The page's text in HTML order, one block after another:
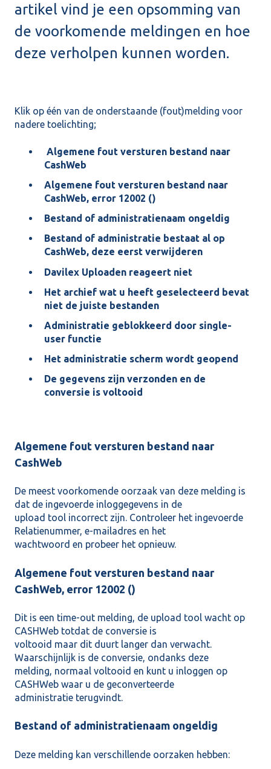
artikel vind je een opsomming van
de voorkomende meldingen en hoe
deze verholpen kunnen worden.
Klik op één van de onderstaande (fout)melding voor
nadere toelichting;
Algemene fout versturen bestand naar
CashWeb
Algemene fout versturen bestand naar
CashWeb, error 12002 ()
Bestand of administratienaam ongeldig
Bestand of administratie bestaat al op
CashWeb, deze eerst verwijderen
Davilex Uploaden reageert niet
Het archief wat u heeft geselecteerd bevat
niet de juiste bestanden
Administratie geblokkeerd door single-
user functie
Het administratie scherm wordt geopend
De gegevens zijn verzonden en de
conversie is voltooid
Algemene fout versturen bestand naar
CashWeb
De meest voorkomende oorzaak van deze melding is
dat de ingevoerde inloggegevens in de
upload tool incorrect zijn. Controleer het ingevoerde
Relatienummer, e-mailadres en het
wachtwoord en probeer het opnieuw.
Algemene fout versturen bestand naar
CashWeb, error 12002 ()
Dit is een time-out melding, de upload tool wacht op
CASHWeb totdat de conversie is
voltooid maar dit duurt langer dan verwacht.
Waarschijnlijk is de conversie, ondanks deze
melding, normaal voltooid en kunt u inloggen op
CASHWeb waar u de geconverteerde
administratie terugvindt.
Bestand of administratienaam ongeldig
Deze melding kan verschillende oorzaken hebben: